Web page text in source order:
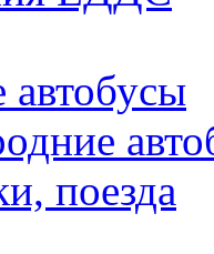
автобусы
поезда